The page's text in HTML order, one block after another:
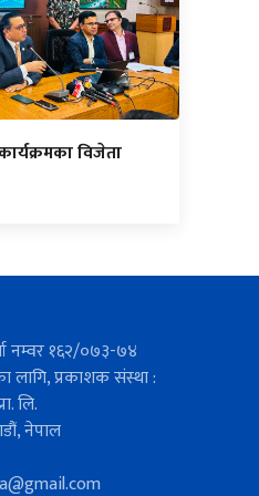
विजेता
नम्वर १६२/०७३-७४
लागि, प्रकाशक संस्था :
लि.
नेपाल